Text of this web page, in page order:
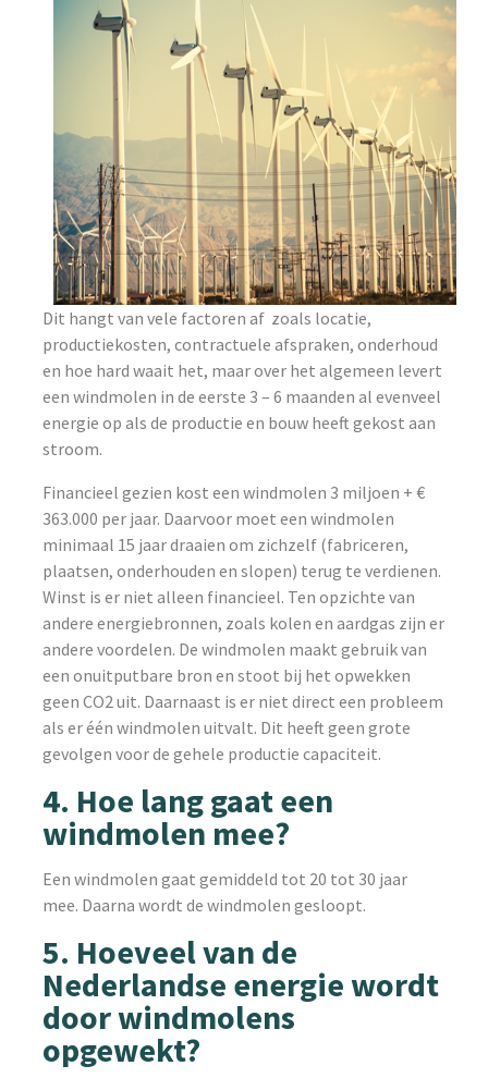
Dit hangt van vele factoren af zoals locatie,
productiekosten, contractuele afspraken, onderhoud
en hoe hard waait het, maar over het algemeen levert
een windmolen in de eerste 3 – 6 maanden al evenveel
energie op als de productie en bouw heeft gekost aan
stroom.
Financieel gezien kost een windmolen 3 miljoen + €
363.000 per jaar. Daarvoor moet een windmolen
minimaal 15 jaar draaien om zichzelf (fabriceren,
plaatsen, onderhouden en slopen) terug te verdienen.
Winst is er niet alleen financieel. Ten opzichte van
andere energiebronnen, zoals kolen en aardgas zijn er
andere voordelen. De windmolen maakt gebruik van
een onuitputbare bron en stoot bij het opwekken
geen CO2 uit. Daarnaast is er niet direct een probleem
als er één windmolen uitvalt. Dit heeft geen grote
gevolgen voor de gehele productie capaciteit.
4. Hoe lang gaat een
windmolen mee?
Een windmolen gaat gemiddeld tot 20 tot 30 jaar
mee. Daarna wordt de windmolen gesloopt.
5. Hoeveel van de
Nederlandse energie wordt
door windmolens
opgewekt?